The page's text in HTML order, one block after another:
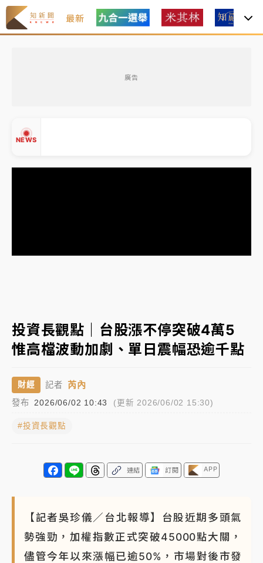
最新
廣告
NEWS
「白海豚」雨炸新北！通報109件災情 侯友宜揭這類災
損最多
白海豚挾豪雨狂炸新北！時雨量破百毫米 水塔、雨棚
水觀浪恐重罰失血
「好事多磨」
韓股最壞時期已過？大摩估去槓桿完成逾半 波動率降
「白海豚」雨炸新北！通報109件災情 侯友宜揭這類災
損最多
白海豚挾豪雨狂炸新北！時雨量破百毫米 水塔、雨棚
最好玩的父親節！「爸氣集合」出發工程冒險島 邀社
福孩童齊暢玩
水觀浪恐重罰失血
白海豚瘦身！中部以北防劇烈降水 本周天氣展望「多
雨不穩定」
投資長觀點｜台股漲不停突破4萬5
惟高檔波動加劇、單日震幅恐逾千點
財經 記者 芮內
發布 2026/06/02 10:43 (更新 2026/06/02 15:30)
#投資長觀點
連結 訂閱 APP
【記者吳珍儀／台北報導】台股近期多頭氣
勢強勁，加權指數正式突破45000點大關，
儘管今年以來漲幅已逾50%，市場對後市發